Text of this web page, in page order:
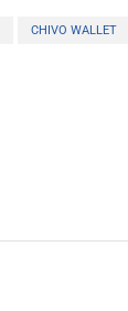
CHIVO WALLET